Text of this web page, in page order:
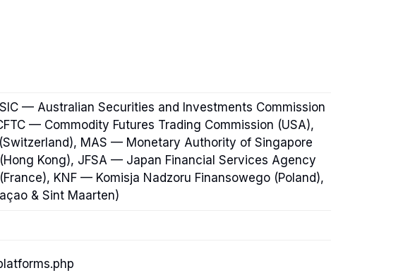
— Australian Securities and Investments Commission
— Commodity Futures Trading Commission (USA),
MAS — Monetary Authority of Singapore
Kong), JFSA — Japan Financial Services Agency
KNF — Komisja Nadzoru Finansowego (Poland),
& Sint Maarten)